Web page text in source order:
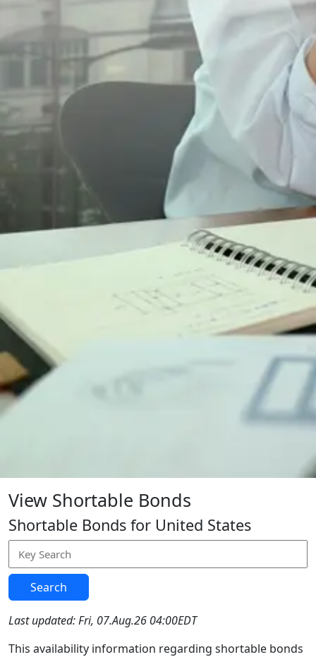
View Shortable Bonds
Shortable Bonds for United States
Search
Last updated: Fri, 07.Aug.26 04:00EDT
This availability information regarding shortable bonds